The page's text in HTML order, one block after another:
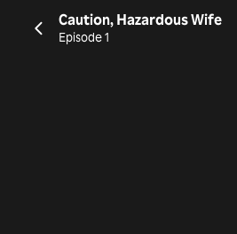
Caution, Hazardous Wife
Episode 1